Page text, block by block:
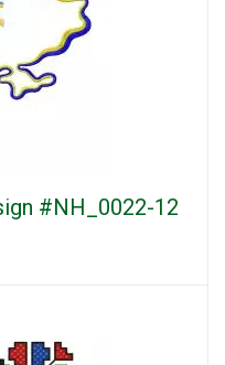
#NH_0022-12